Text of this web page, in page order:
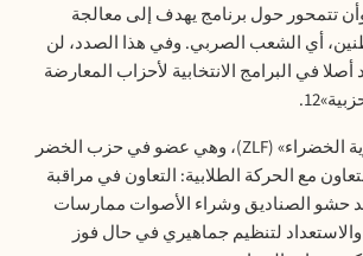
تتمحور حول برنامج يهدف إلى معالجة
أي الشعب الصربي. وفي هذا الصدد، لن
في البرامج الانتخابية لأحزاب المعارضة
الخضراء»(ZLF)
، وهي عضو في حزب الخضر
مع الحركة الطلابية: التعاون في مراقبة
يعد حشو الصناديق وشراء الأصوات ممارسات
لتنظيم جماهيري في حال فوز